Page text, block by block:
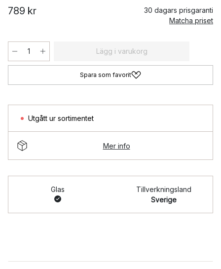
789 kr
30 dagars prisgaranti
Matcha priset
Lägg i varukorg
Spara som favorit
Utgått ur sortimentet
Mer info
Glas
Tillverkningsland
Sverige